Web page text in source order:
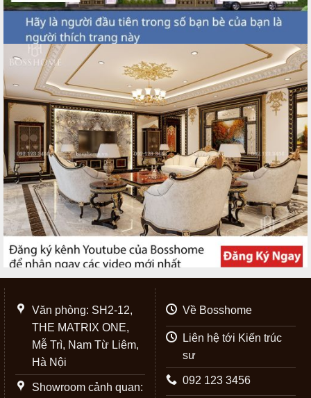
Văn phòng: SH2-12,
THE MATRIX ONE,
Mễ Trì, Nam Từ Liêm,
Hà Nội
Showroom cảnh quan:
Về Bosshome
Liên hệ tới Kiến trúc
sư
092 123 3456